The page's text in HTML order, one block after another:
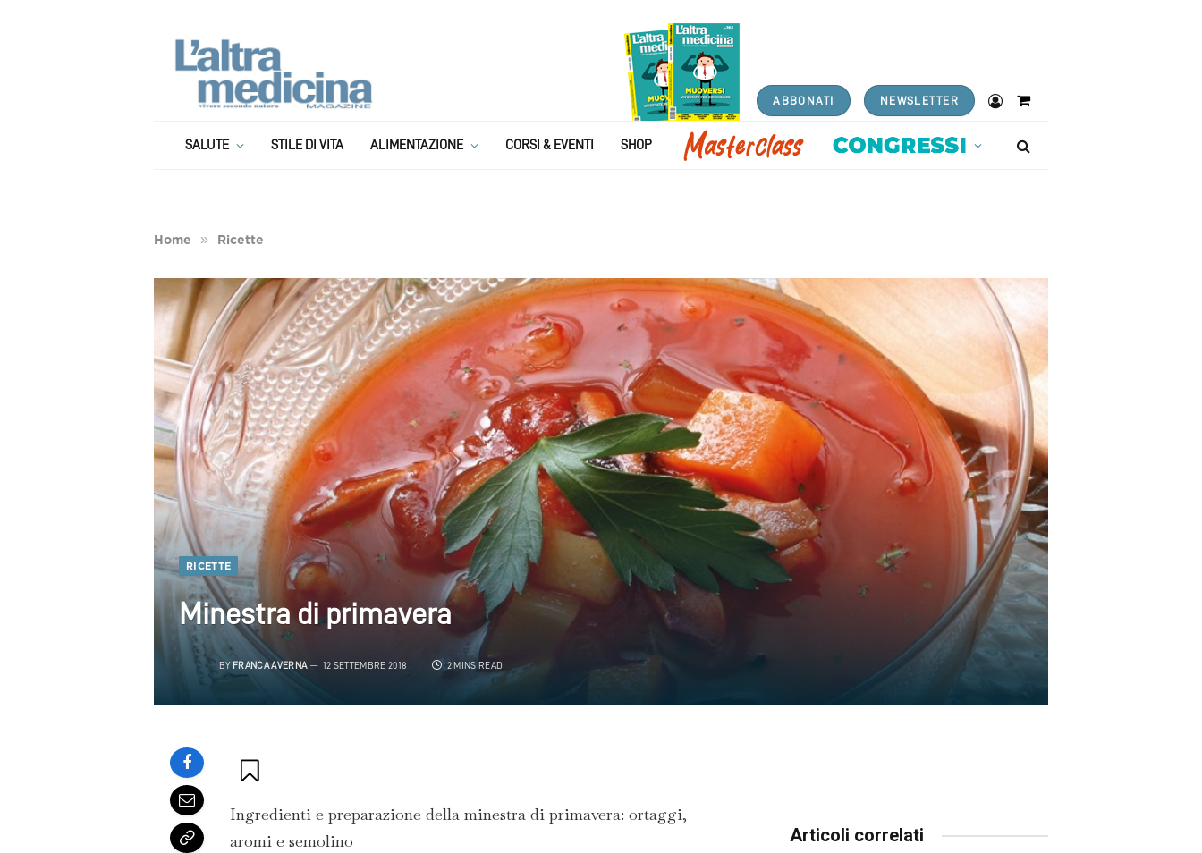
ABBONATI NEWSLETTER
Shopping
SALUTE STILE DI VITA ALIMENTAZIONE CORSI & EVENTI SHOP
Home » Ricette
RICETTE
Minestra di primavera
BY FRANCA AVERNA 12 SETTEMBRE 2018 2 MINS READ
Ingredienti e preparazione della minestra di primavera: ortaggi,
aromi e semolino
Articoli correlati